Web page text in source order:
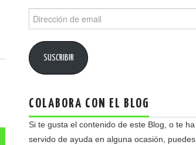
de
SUSCRIBIR
COLABORA CON EL BLOG
Si te gusta el contenido de este Blog, o te ha
servido de ayuda en alguna ocasión, puedes